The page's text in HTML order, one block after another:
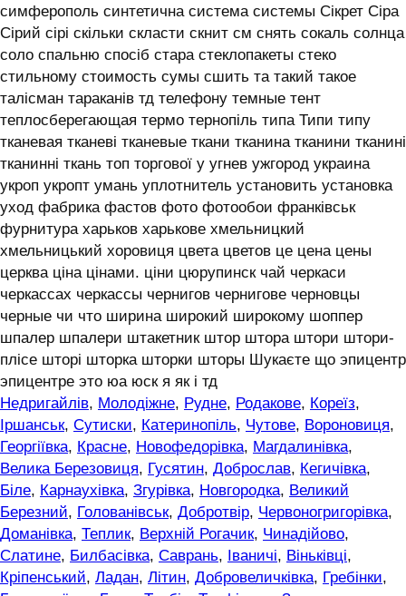
симферополь синтетична система системы ‎Сікрет Сіра
Сірий сірі скільки скласти скнит см снять сокаль солнца
соло спальню спосіб стара стеклопакеты стеко
стильному стоимость сумы сшить та такий такое
талісман тараканів тд телефону темные тент
теплосберегающая термо тернопіль типа Типи типу
тканевая тканеві тканевые ткани тканина тканини тканині
тканинні ткань топ торгової у угнев ужгород украина
укроп укропт умань уплотнитель установить установка
уход фабрика фастов фото фотообои франківськ
фурнитура харьков харькове хмельницкий
хмельницький хоровиця цвета цветов це цена цены
церква ціна цінами. ціни цюрупинск чай черкаси
черкассах черкассы чернигов чернигове черновцы
черные чи что ширина широкий широкому шоппер
шпалер шпалери штакетник штор штора штори штори-
плісе шторі шторка шторки шторы Шукаєте що эпицентр
эпицентре это юа юск я як і тд
Недригайлів, Молодіжне, Рудне, Родакове, Кореїз,
Іршанськ, Сутиски, Катеринопіль, Чутове, Вороновиця,
Георгіївка, Красне, Новофедорівка, Магдалинівка,
Велика Березовиця, Гусятин, Доброслав, Кегичівка,
Біле, Карнаухівка, Згурівка, Новгородка, Великий
Березний, Голованівськ, Добротвір, Червоногригорівка,
Доманівка, Теплик, Верхній Рогачик, Чинадійово,
Слатине, Билбасівка, Саврань, Іваничі, Віньківці,
Кріпенський, Ладан, Літин, Добровеличківка, Гребінки,